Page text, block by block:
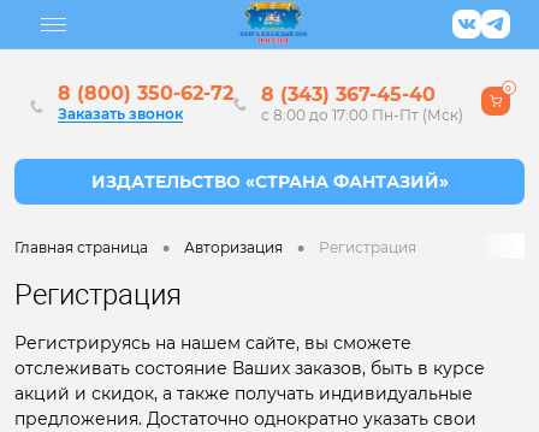
8 (800) 350-62-72
Заказать звонок
8 (343) 367-45-40
с 8:00 до 17:00 Пн-Пт (Мск)
0
Главная страница • Авторизация • Регистрация
Регистрация
Регистрируясь на нашем сайте, вы сможете
отслеживать состояние Ваших заказов, быть в курсе
акций и скидок, а также получать индивидуальные
предложения. Достаточно однократно указать свои